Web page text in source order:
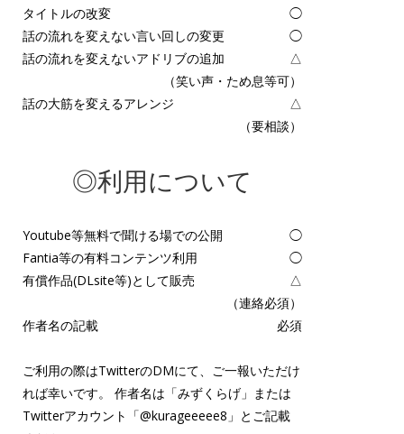
タイトルの改変
◯
話の流れを変えない言い回しの変更
◯
話の流れを変えないアドリブの追加
△
（笑い声・ため息等可）
話の大筋を変えるアレンジ
△
（要相談）
◎利用について
Youtube等無料で聞ける場での公開
◯
Fantia等の有料コンテンツ利用
◯
有償作品(DLsite等)として販売
△
（連絡必須）
作者名の記載
必須
ご利用の際はTwitterのDMにて、ご一報いただけ
れば幸いです。 作者名は「みずくらげ」または
Twitterアカウント「@kurageeeee8 」とご記載